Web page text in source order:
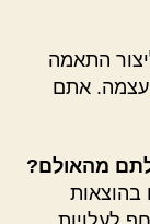
התאמה
עצמה. אתם
מהאולם?